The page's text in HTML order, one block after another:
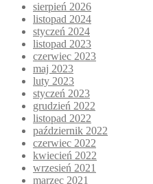
sierpień 2026
listopad 2024
styczeń 2024
listopad 2023
czerwiec 2023
maj 2023
luty 2023
styczeń 2023
grudzień 2022
listopad 2022
październik 2022
czerwiec 2022
kwiecień 2022
wrzesień 2021
marzec 2021